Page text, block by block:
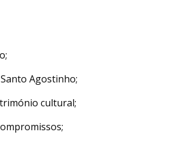
Agostinho;
cultural;